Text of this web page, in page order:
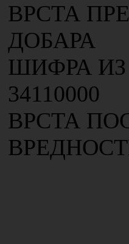
ВРСТА
ДОБАРА
ШИФРА
34110000
ВРСТА